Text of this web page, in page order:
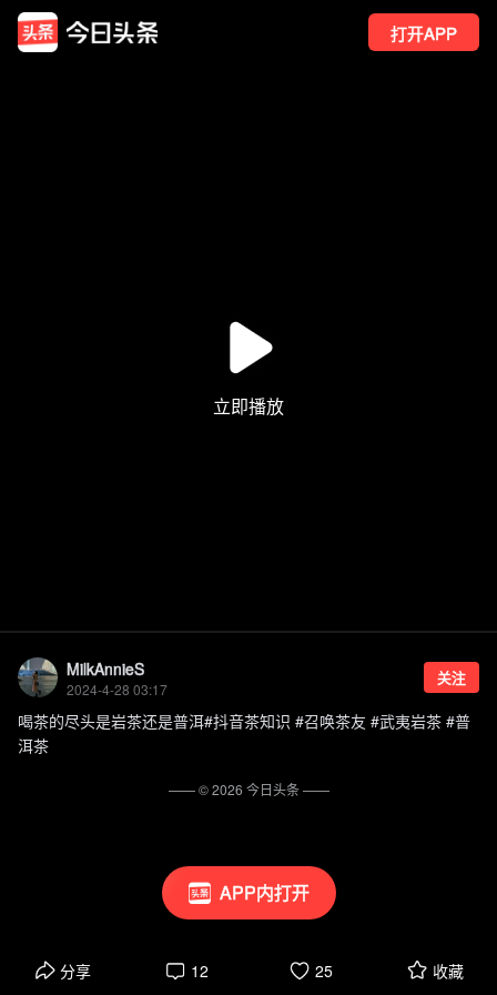
打开APP
APP内打开
MilkAnnieS
2024-4-28 03:17
关注
喝茶的尽头是岩茶还是普洱#抖音茶知识 #召唤茶友 #武夷岩茶 #普
洱茶
分享 12 25 收藏
—— ©2026 今日头条——